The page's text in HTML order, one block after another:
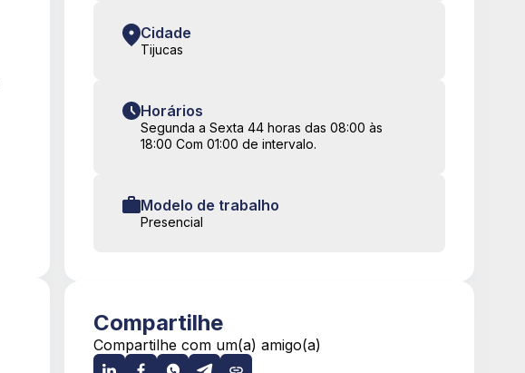
Cidade
Tijucas
Horários
Segunda a Sexta 44 horas das 08:00 às
18:00 Com 01:00 de intervalo.
Modelo de trabalho
Presencial
Compartilhe
Compartilhe com um(a) amigo(a)